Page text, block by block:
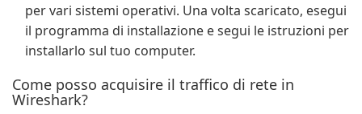
per vari sistemi operativi. Una volta scaricato, esegui
il programma di installazione e segui le istruzioni per
installarlo sul tuo computer.
Come posso acquisire il traffico di rete in
Wireshark?